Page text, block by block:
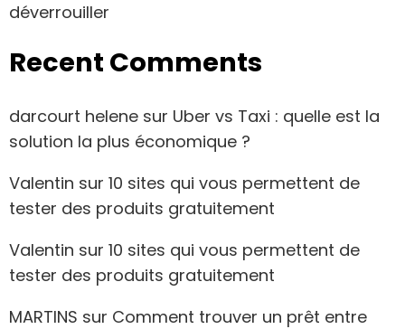
déverrouiller
Recent Comments
darcourt helene sur Uber vs Taxi : quelle est la
solution la plus économique ?
Valentin sur 10 sites qui vous permettent de
tester des produits gratuitement
Valentin sur 10 sites qui vous permettent de
tester des produits gratuitement
MARTINS sur Comment trouver un prêt entre